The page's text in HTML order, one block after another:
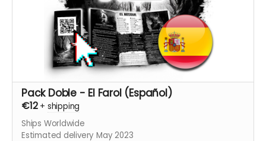
Pack Doble - El Farol (Español)
€12 + shipping
Ships Worldwide
Estimated delivery May 2023